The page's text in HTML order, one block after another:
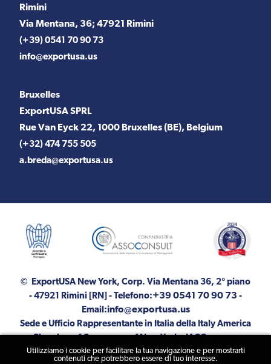
Utilizziamo i cookie per facilitare la tua navigazione e per mostrarti
contenuti che potrebbero essere di tuo interesse.
Rimini
Via Mentana, 36; 47921 Rimini
(+39) 0541 70 90 73
info@exportusa.us
Bruxelles
ExportUSA SPRL
Rue Van Eyck 22, 1000 Bruxelles (BE), Belgium
(+32) 474 755 505
a.breda@exportusa.us
© ExportUSA New York, Corp. Via Mentana 36, 2° piano
- 47921 Rimini [RN]
- Telefono:+39 0541 70 90 73 -
Email:info@exportusa.us
Sede e Ufficio Rappresentante in Italia della Italy America
ExportUSA